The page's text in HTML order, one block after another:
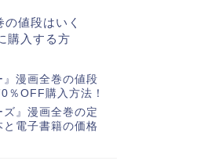
の値段はいく
購入する方
』漫画全巻の値段
％OFF購入方法！
ズ』漫画全巻の定
電子書籍の価格